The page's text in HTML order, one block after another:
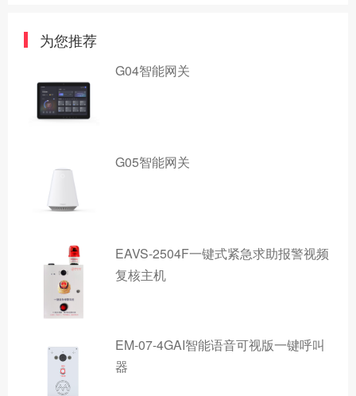
为您推荐
G04智能网关
G05智能网关
EAVS-2504F一键式紧急求助报警视频
复核主机
EM-07-4GAI智能语音可视版一键呼叫
器